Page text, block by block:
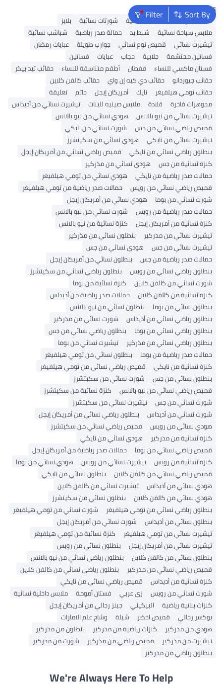
Sort By
FilterPopular Searches
شنط جيس نسائية شنط نسائية شورتات نسائية
بلايز
ملابس سباحة نسائية
شنط يد حمالة صدر رياضية
شباشب نسائية
تيشيرت نسائي
قميص نوم نسائي جوارب طويلة
عبايات رمضان
فساتين محتشمة
جلابية حجاب عبايات
فساتين
فستان ماكسي للنساء
قفطان أطقم متناسقة للنساء
حقائب تيد بيكر
حقائب جيوردانو
حقائب دي كيه إن واي
حقائب كالفن كلاين
حقائب تومي هيلفيغر
نايك أمريكان إيجل خاتم
تعليقة
مجوهرات فاخرة
قلادة ملابس صينيه للبنات
تيشيرت نسائي من أديداس
تيشيرت نسائي من نيو بالانس
هودي نسائي من نيو بالانس
قميص رياضي نسائي من جس
شورت نسائي من نايكي
تيشيرت نسائي من نايكي
هودي نسائي من سكيتشرز
بنطلون رياضي نسائي من نايكي
قميص رياضي نسائي من أمريكان إيجل
كنزة نسائية من جس
هودي نسائي من مذركير
حمالات صدر رياضية من نايكي
هودي نسائي من تومي هيلفيغر
قميص رياضي نسائي من رويس
حمالات صدر رياضية من تومي هيلفيغر
شورت نسائي من بوما
هودي نسائي من أمريكان إيجل
حمالات صدر رياضية من رويس
شورت نسائي من نيو بالانس
كنزة نسائية من أمريكان إيجل
كنزة نسائية من نيو بالانس
تيشيرت نسائي من مذركير
بنطلون نسائي من مذركير
تيشيرت نسائي من جس
هودي نسائي من جس
حمالات صدر رياضية من جس
بنطلون نسائي من أمريكان إيجل
بنطلون رياضي نسائي من رويس
بنطلون رياضي نسائي من سكيتشرز
شورت نسائي من كالفن كلاين
كنزة نسائية من بوما
كنزة نسائية من كالفن كلاين
حمالات صدر رياضية من أديداس
بنطلون نسائي من بوما
بنطلون نسائي من نيو بالانس
بنطلون رياضي نسائي من أديداس
شورت نسائي من مذركير
بنطلون رياضي نسائي من بوما
بنطلون رياضي نسائي من جس
بنطلون رياضي نسائي من مذركير
تيشيرت نسائي من بوما
حمالات صدر رياضية من بوما
بنطلون نسائي من تومي هيلفيغر
كنزة نسائية من نايكي
قميص رياضي نسائي من تومي هيلفيغر
بنطلون نسائي من جس
شورت نسائي من سكيتشرز
قميص رياضي نسائي من نيو بالانس
كنزة نسائية من سكيتشرز
شورت نسائي من جس
تيشيرت نسائي من سكيتشرز
شورت نسائي من أديداس
بنطلون رياضي نسائي من أمريكان إيجل
هودي نسائي من رويس
قميص رياضي نسائي من سكيتشرز
كنزة نسائية من مذركير
هودي نسائي من نايكي
قميص رياضي نسائي من بوما
حمالات صدر رياضية من أمريكان إيجل
كنزة نسائية من رويس
تيشيرت نسائي من رويس
هودي نسائي من بوما
قميص رياضي نسائي من كالفن كلاين
بنطلون نسائي من نايكي
هودي نسائي من أديداس
تيشيرت نسائي من كالفن كلاين
هودي نسائي من كالفن كلاين
بنطلون نسائي من سكيتشرز
بنطلون رياضي نسائي من تومي هيلفيغر
شورت نسائي من تومي هيلفيغر
بنطلون نسائي من أديداس
شورت نسائي من أمريكان إيجل
تيشيرت نسائي من تومي هيلفيغر
كنزة نسائية من تومي هيلفيغر
تيشيرت نسائي من أمريكان إيجل
بنطلون نسائي من رويس
بنطلون نسائي من كالفن كلاين
بنطلون رياضي نسائي من نيو بالانس
قميص رياضي نسائي من مذركير
بنطلون رياضي نسائي من كالفن كلاين
كنزة نسائية من أديداس
قميص رياضي نسائي من نايكي
شورت نسائي من رويس
زي عربي فستان أمومة
ملابس داخلية نسائية
كنزات بناتية رياضية
البيكيني
جينز رجالي من أمريكان إيجل
بوكسر رجالي
قميص اخضر شيلة
وشاح علم الامارات
هودي من مذركير
كنزات رياضية من مذركير
بنطلون من مذركير
تيشيرت من مذركير
قميص رياضي من مذركير
شورت من مذركير
بنطلون رياضي من مذركير
We're Always Here To Help